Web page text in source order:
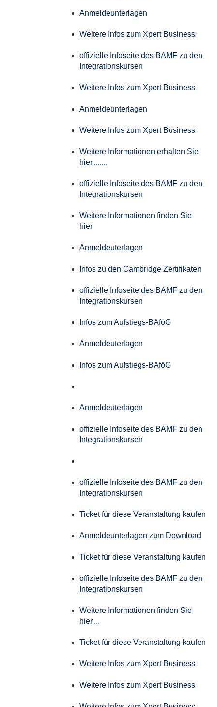
Anmeldeunterlagen
Weitere Infos zum Xpert Business
offizielle Infoseite des BAMF zu den
Integrationskursen
Weitere Infos zum Xpert Business
Anmeldeunterlagen
Weitere Infos zum Xpert Business
Weitere Informationen erhalten Sie
hier........
offizielle Infoseite des BAMF zu den
Integrationskursen
Weitere Informationen finden Sie
hier
Anmeldeuterlagen
Infos zu den Cambridge Zertifikaten
offizielle Infoseite des BAMF zu den
Integrationskursen
Infos zum Aufstiegs-BAföG
Anmeldeuterlagen
Infos zum Aufstiegs-BAföG
Anmeldeuterlagen
offizielle Infoseite des BAMF zu den
Integrationskursen
offizielle Infoseite des BAMF zu den
Integrationskursen
Ticket für diese Veranstaltung kaufen
Anmeldeunterlagen zum Download
Ticket für diese Veranstaltung kaufen
offizielle Infoseite des BAMF zu den
Integrationskursen
Weitere Informationen finden Sie
hier....
Ticket für diese Veranstaltung kaufen
Weitere Infos zum Xpert Business
Weitere Infos zum Xpert Business